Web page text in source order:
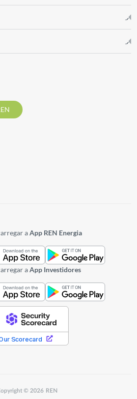
aApp REN Energia
aApp Investidores
© 2026 REN